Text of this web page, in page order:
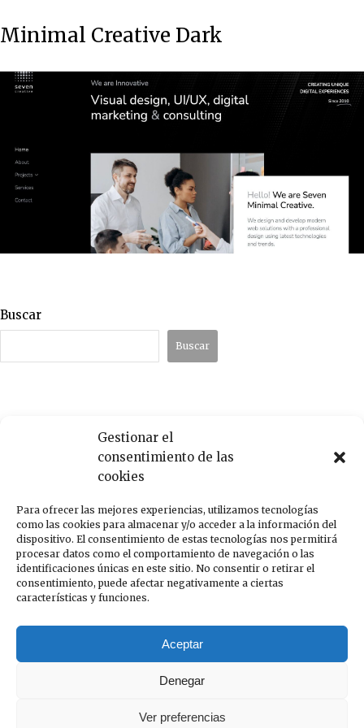
Gestionar el
consentimiento de las
cookies
Para ofrecer las mejores experiencias, utilizamos tecnologías
como las cookies para almacenar y/o acceder a la información del
dispositivo. El consentimiento de estas tecnologías nos permitirá
procesar datos como el comportamiento de navegación o las
identificaciones únicas en este sitio. No consentir o retirar el
consentimiento, puede afectar negativamente a ciertas
características y funciones.
Aceptar
Denegar
Ver preferencias
Minimal Creative Dark
Buscar
Buscar
Recent Posts
Behind the scenes of the new basic capsule
The Seven iPhone cases collection appears in ELLE
A Q&A with Alexa Doe from The Seven
Recent Comments
Un comentarista de WordPressen